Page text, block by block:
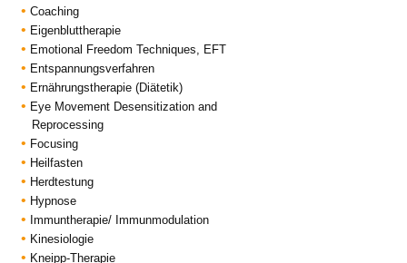
Coaching
Eigenbluttherapie
Emotional Freedom Techniques, EFT
Entspannungsverfahren
Ernährungstherapie (Diätetik)
Eye Movement Desensitization and
Reprocessing
Focusing
Heilfasten
Herdtestung
Hypnose
Immuntherapie/ Immunmodulation
Kinesiologie
Kneipp-Therapie